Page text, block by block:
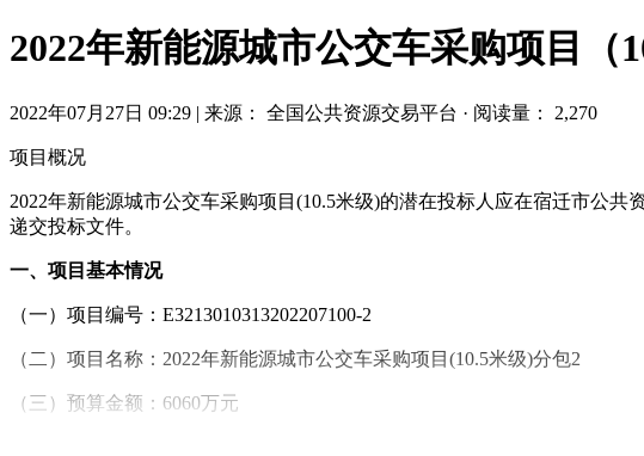
2022年新能源城市公交车采购项目（
2022年07月27日 09:29 | 来源： 全国公共资源交易平台 · 阅读量： 2,270
项目概况
2022年新能源城市公交车采购项目(10.5米级)的潜在投标人应在宿迁市公共
递交投标文件。
一、项目基本情况
（一）项目编号：E3213010313202207100-2
（二）项目名称：2022年新能源城市公交车采购项目(10.5米级)分包2
（三）预算金额：6060万元